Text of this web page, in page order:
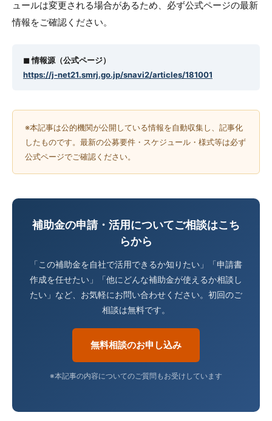
ュールは変更される場合があるため、必ず公式ページの最新
情報をご確認ください。
◼︎ 情報源（公式ページ）
https://j-net21.smrj.go.jp/snavi2/articles/181001
※本記事は公的機関が公開している情報を自動収集し、記事化
したものです。最新の公募要件・スケジュール・様式等は必ず
公式ページでご確認ください。
補助金の申請・活用についてご相談はこち
らから
「この補助金を自社で活用できるか知りたい」「申請書
作成を任せたい」「他にどんな補助金が使えるか相談し
たい」など、お気軽にお問い合わせください。初回のご
相談は無料です。
無料相談のお申し込み
※本記事の内容についてのご質問もお受けしています